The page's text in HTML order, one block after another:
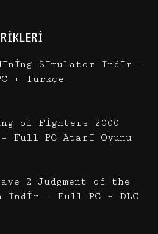
Simulator İndir –
+ Türkçe
of Fighters 2000
Full PC Atari Oyunu
2 Judgment of the
İndir – Full PC + DLC